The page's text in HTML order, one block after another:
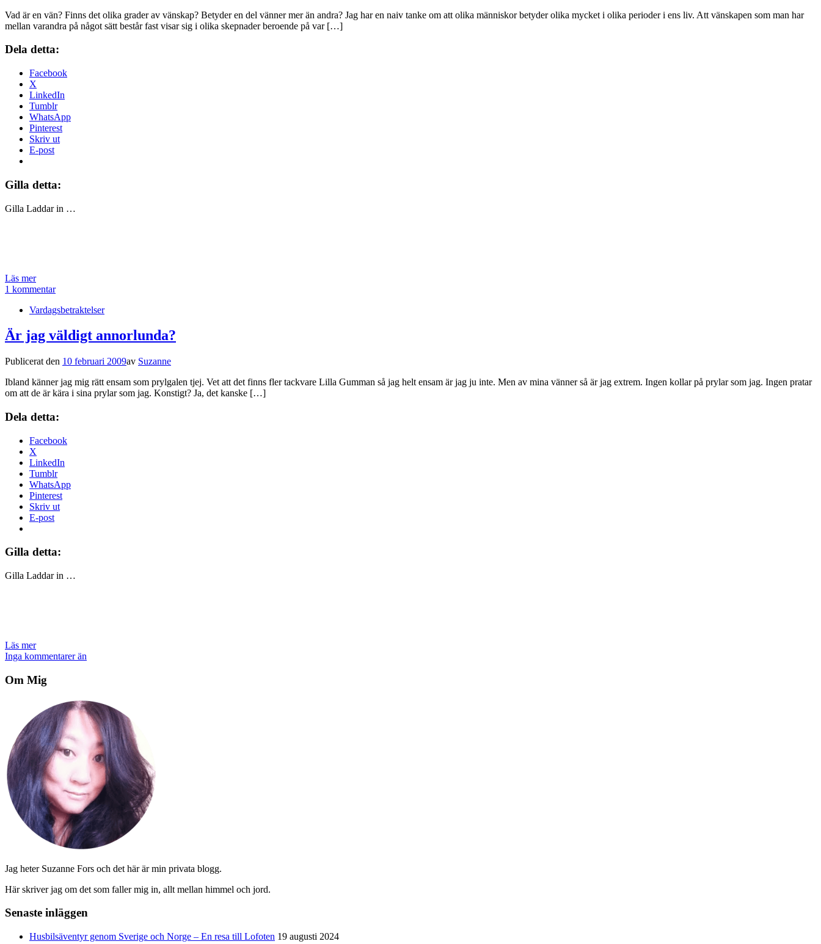
Vad är en vän? Finns det olika grader av vänskap? Betyder en del vänner mer än andra? Jag har en naiv tanke om att olika människor betyder olika mycket i olika perioder i ens liv. Att vänskapen som man har
mellan varandra på något sätt består fast visar sig i olika skepnader beroende på var […]
Dela detta:
Facebook
X
LinkedIn
Tumblr
WhatsApp
Pinterest
Skriv ut
E-post
Gilla detta:
Gilla Laddar in …
Läs mer
1 kommentar
Vardagsbetraktelser
Är jag väldigt annorlunda?
Publicerat den 10 februari 2009av Suzanne
Ibland känner jag mig rätt ensam som prylgalen tjej. Vet att det finns fler tackvare Lilla Gumman så jag helt ensam är jag ju inte. Men av mina vänner så är jag extrem. Ingen kollar på prylar som jag. Ingen pratar
om att de är kära i sina prylar som jag. Konstigt? Ja, det kanske […]
Dela detta:
Facebook
X
LinkedIn
Tumblr
WhatsApp
Pinterest
Skriv ut
E-post
Gilla detta:
Gilla Laddar in …
Läs mer
Inga kommentarer än
Om Mig
Jag heter Suzanne Fors och det här är min privata blogg.
Här skriver jag om det som faller mig in, allt mellan himmel och jord.
Senaste inläggen
Husbilsäventyr genom Sverige och Norge – En resa till Lofoten 19 augusti 2024